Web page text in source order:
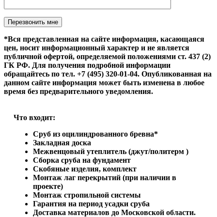
Оставьте это поле пустым.
*Вся представленная на сайте информация, касающаяся
цен, носит информационный характер и не является
публичной офертой, определяемой положениями ст. 437 (2)
ГК РФ. Для получения подробной информации
обращайтесь по тел. +7 (495) 320-01-04. Опубликованная на
данном сайте информация может быть изменена в любое
время без предварительного уведомления.
Что входит:
Сруб из оцилиндрованного бревна*
Закладная доска
Межвенцовый утеплитель (джут/политерм )
Сборка сруба на фундамент
Скобяные изделия, комплект
Монтаж лаг перекрытий (при наличии в
проекте)
Монтаж стропильной системы
Гарантия на период усадки сруба
Доставка материалов до Московской области.